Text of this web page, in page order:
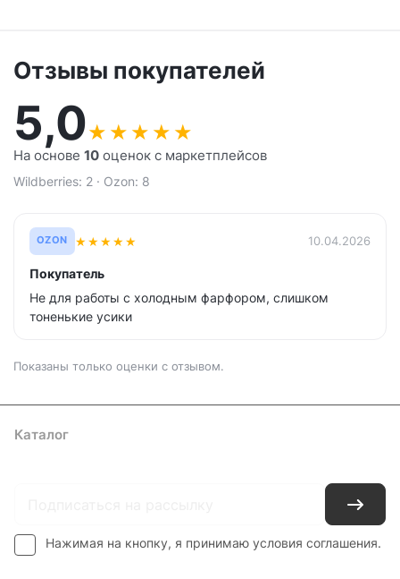
Отзывы покупателей
5,0★ ★ ★ ★ ★
На основе 10 оценок с маркетплейсов
Wildberries: 2 · Ozon: 8
OZON ★★★★★ 10.04.2026
Покупатель
Не для работы с холодным фарфором, слишком
тоненькие усики
Показаны только оценки с отзывом.
Каталог
Нажимая на кнопку, я принимаю условия соглашения.